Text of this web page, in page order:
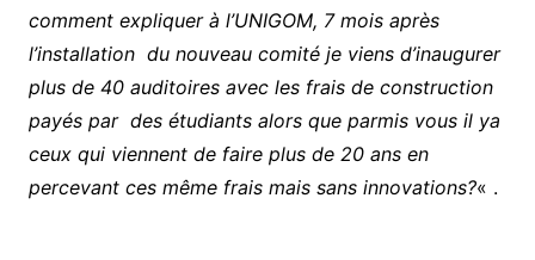
comment expliquer à l’UNIGOM, 7 mois après
l’installation du nouveau comité je viens d’inaugurer
plus de 40 auditoires avec les frais de construction
payés par des étudiants alors que parmis vous il ya
ceux qui viennent de faire plus de 20 ans en
percevant ces même frais mais sans innovations?« .